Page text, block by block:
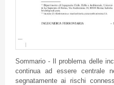
Sommario - Il problema delle
continua ad essere centrale
segnatamente ai rischi